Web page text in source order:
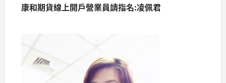
康和期貨線上開戶營業員請指名:凌佩君